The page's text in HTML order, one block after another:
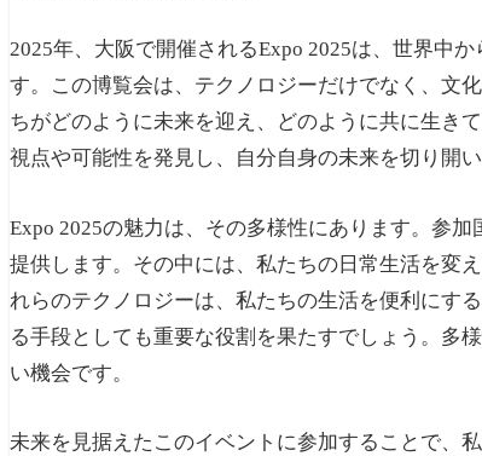
2025年、大阪で開催されるExpo 2025は、世界中
す。この博覧会は、テクノロジーだけでなく、文
ちがどのように未来を迎え、どのように共に生き
視点や可能性を発見し、自分自身の未来を切り開
Expo 2025の魅力は、その多様性にあります。参
提供します。その中には、私たちの日常生活を変
れらのテクノロジーは、私たちの生活を便利にす
る手段としても重要な役割を果たすでしょう。多
い機会です。
未来を見据えたこのイベントに参加することで、